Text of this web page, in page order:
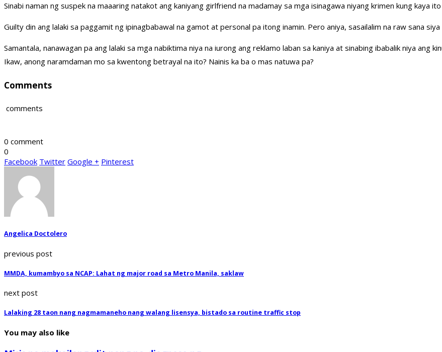
Sinabi naman ng suspek na maaaring natakot ang kaniyang girlfriend na madamay sa mga isinagawa niyang krimen kung kaya
Guilty din ang lalaki sa paggamit ng ipinagbabawal na gamot at personal pa itong inamin. Pero aniya, sasailalim na raw sana siya
Samantala, nanawagan pa ang lalaki sa mga nabiktima niya na iurong ang reklamo laban sa kaniya at sinabing ibabalik niya ang
Ikaw, anong naramdaman mo sa kwentong betrayal na ito? Nainis ka ba o mas natuwa pa?
Comments
comments
0 comment
0
Facebook Twitter Google + Pinterest
Angelica Doctolero
previous post
MMDA, kumambyo sa NCAP: Lahat ng major road sa Metro Manila, saklaw
next post
Lalaking 28 taon nang nagmamaneho nang walang lisensya, bistado sa routine traffic stop
You may also like